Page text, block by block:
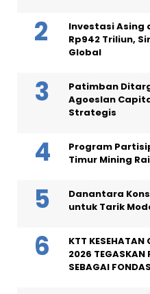
Investasi Asing
Rp942 Triliun,
Global
Patimban
Agoeslan
Strategis
Program
Timur Mining
Danantara
untuk Tarik
KTT KESEHATAN
2026 TEGASKAN
SEBAGAI